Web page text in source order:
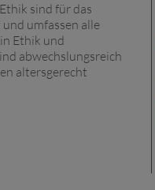
sind für das
umfassen alle
Ethik und
abwechslungsreich
altersgerecht